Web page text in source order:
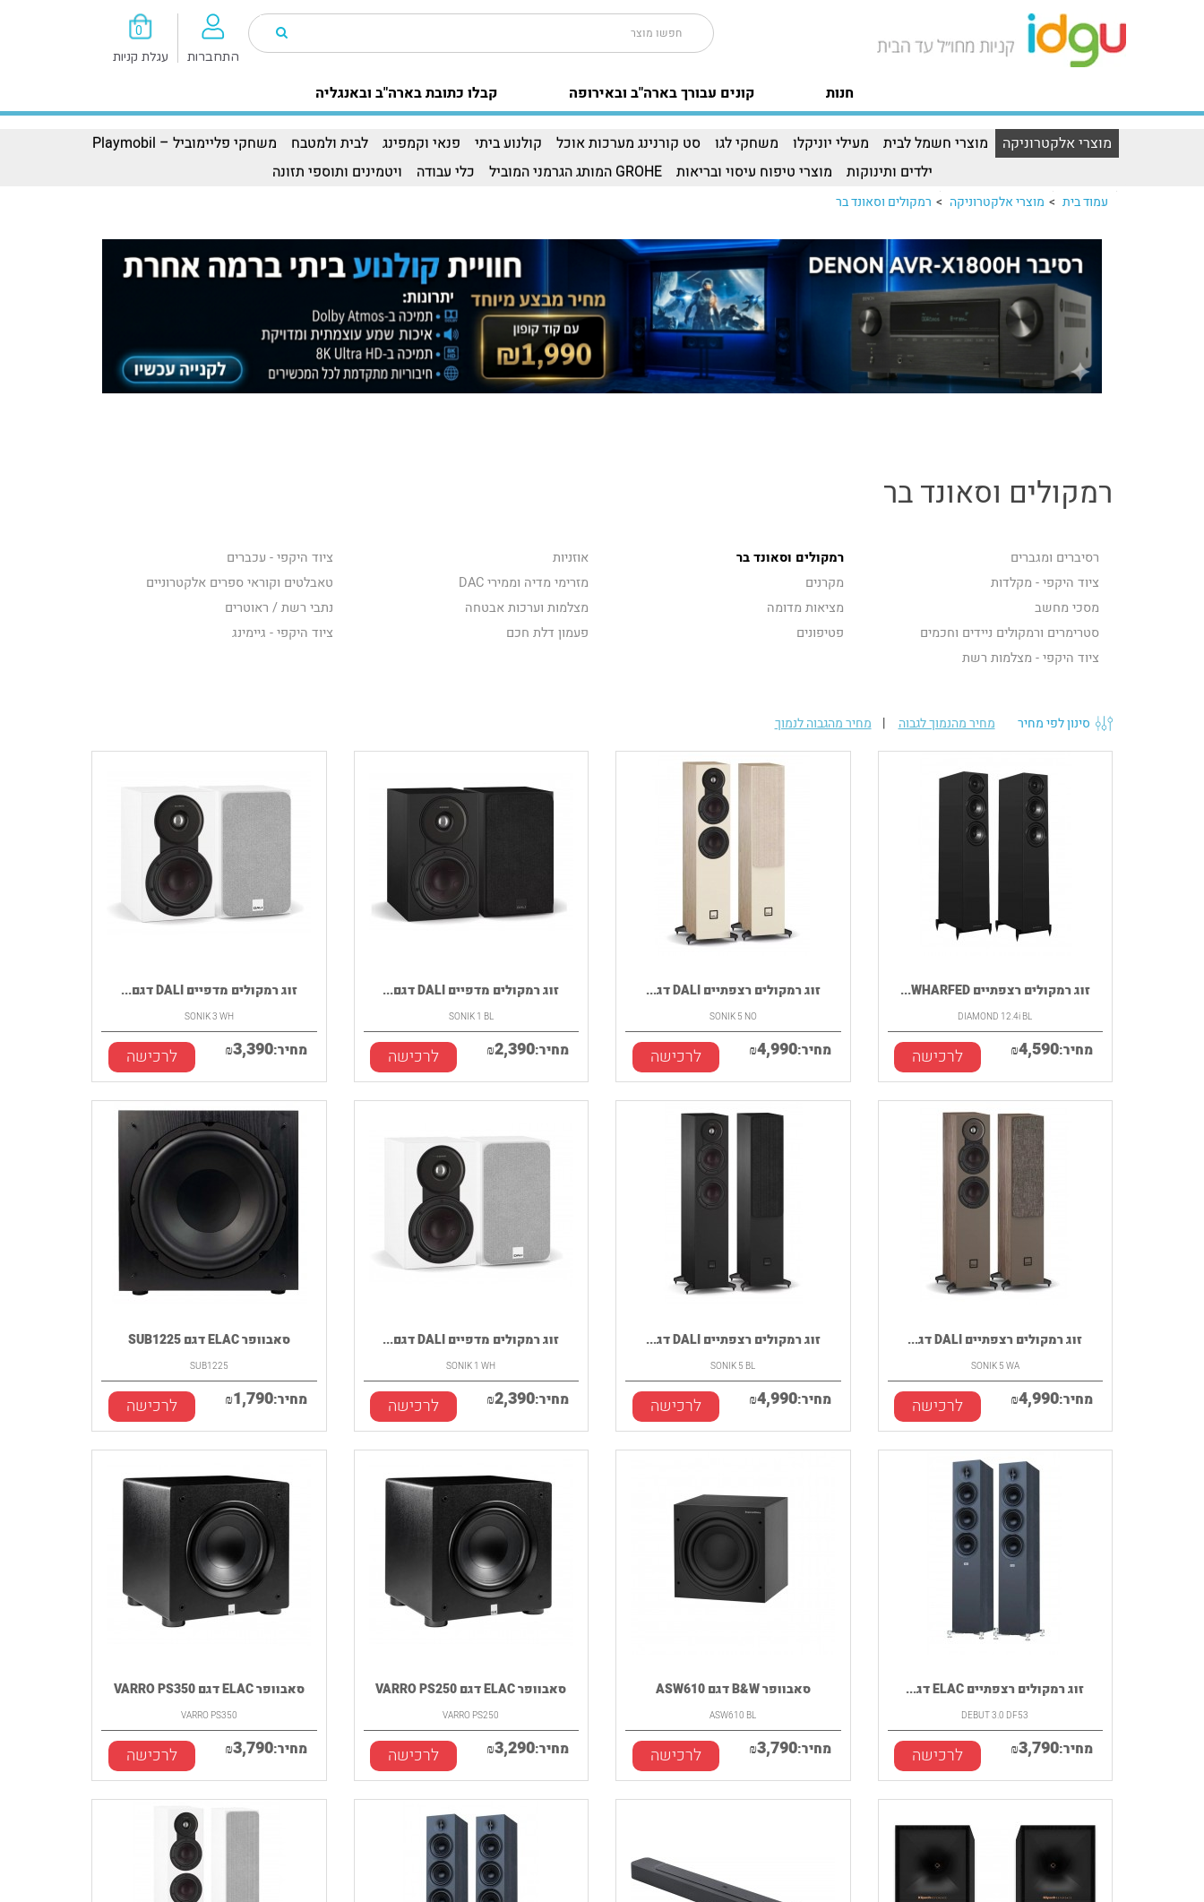
0
עגלת קניות התחברות
קבלו כתובת בארה"ב ובאנגליה קונים עבורך בארה"ב ובאירופה חנות
מוצרי אלקטרוניקה מוצרי חשמל לבית מעילי יוניקלו משחקי לגו סט קורנינג מערכות אוכל קולנוע ביתי פנאי וקמפינג לבית ולמטבח
משחקי פליימוביל – Playmobil
ילדים ותינוקות
מוצרי טיפוח עיסוי ובריאות GROHE המותג הגרמני המוביל כלי עבודה ויטמינים ותוספי תזונה
עמוד בית > מוצרי אלקטרוניקה > רמקולים וסאונד בר
רמקולים וסאונד בר
רסיברים ומגברים רמקולים וסאונד בר אוזניות
ציוד היקפי - עכברים
ציוד היקפי - מקלדות
מקרנים מזרימי מדיה וממירי DAC
טאבלטים וקוראי ספרים אלקטרוניים
מסכי מחשב
מציאות מדומה מצלמות וערכות אבטחה
נתבי רשת / ראוטרים
סטרימרים ורמקולים ניידים וחכמים
פטיפונים פעמון דלת חכם
ציוד היקפי - גיימינג
ציוד היקפי - מצלמות רשת
סינון לפי מחיר מחיר מהנמוך לגבוה | מחיר מהגבוה לנמוך
זוג רמקולים מדפיים DALI דגם...
SONIK 3 WH
מחיר: ₪3,390 לרכישה
זוג רמקולים מדפיים DALI דגם...
SONIK 1 BL
מחיר: ₪2,390 לרכישה
זוג רמקולים רצפתיים DALI דג...
SONIK 5 NO
מחיר: ₪4,990 לרכישה
זוג רמקולים רצפתיים WHARFED...
DIAMOND 12.4i BL
מחיר: ₪4,590 לרכישה
סאבוופר ELAC דגם SUB1225
SUB1225
מחיר: ₪1,790 לרכישה
זוג רמקולים מדפיים DALI דגם...
SONIK 1 WH
מחיר: ₪2,390 לרכישה
זוג רמקולים רצפתיים DALI דג...
SONIK 5 BL
מחיר: ₪4,990 לרכישה
זוג רמקולים רצפתיים DALI דג...
SONIK 5 WA
מחיר: ₪4,990 לרכישה
סאבוופר ELAC דגם VARRO PS350
VARRO PS350
מחיר: ₪3,790 לרכישה
סאבוופר ELAC דגם VARRO PS250
VARRO PS250
מחיר: ₪3,290 לרכישה
סאבוופר B&W דגם ASW610
ASW610 BL
מחיר: ₪3,790 לרכישה
זוג רמקולים רצפתיים ELAC דג...
DEBUT 3.0 DF53
מחיר: ₪3,790 לרכישה